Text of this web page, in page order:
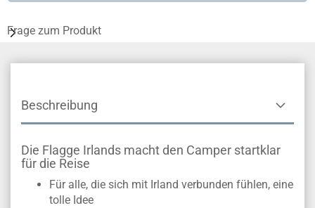
Frage zum Produkt
Beschreibung
Die Flagge Irlands macht den Camper startklar
für die Reise
Für alle, die sich mit Irland verbunden fühlen, eine
tolle Idee